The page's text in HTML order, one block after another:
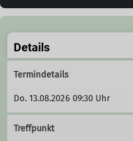
Details
Termindetails
Do. 13.08.2026 09:30 Uhr
Treffpunkt